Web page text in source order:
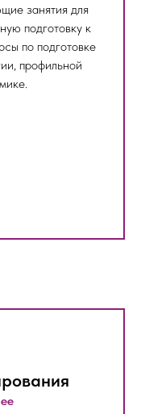
занятия для
подготовку к
по подготовке
профильной